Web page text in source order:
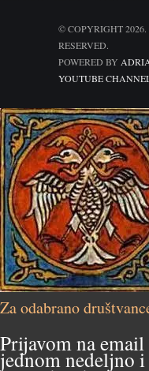
© COPYRIGHT
POWERED BY
YOUTUBE
Za odabrano
Prijavom na
jednom nedeljno